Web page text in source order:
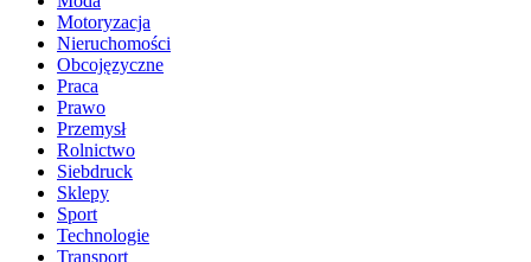
Motoryzacja
Nieruchomości
Obcojęzyczne
Praca
Prawo
Przemysł
Rolnictwo
Siebdruck
Sklepy
Sport
Technologie
Transport